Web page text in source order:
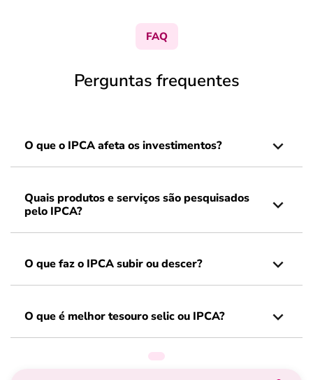
FAQ
Perguntas frequentes
O que o IPCA afeta os investimentos?
Quais produtos e serviços são pesquisados
pelo IPCA?
O que faz o IPCA subir ou descer?
O que é melhor tesouro selic ou IPCA?